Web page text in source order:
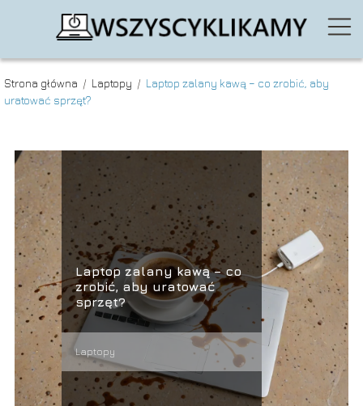
Strona główna / Laptopy / Laptop zalany kawą – co zrobić, aby
uratować sprzęt?
Laptop zalany kawą – co
zrobić, aby uratować
sprzęt?
Laptopy